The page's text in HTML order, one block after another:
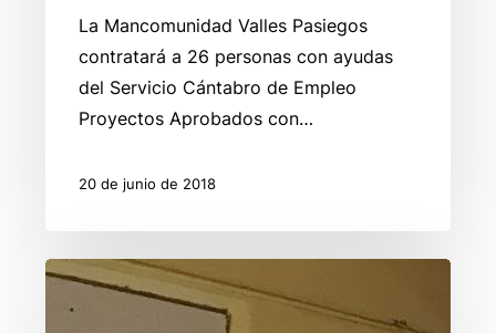
La Mancomunidad Valles Pasiegos
contratará a 26 personas con ayudas
del Servicio Cántabro de Empleo
Proyectos Aprobados con…
20 de junio de 2018
Últimos
Talleres